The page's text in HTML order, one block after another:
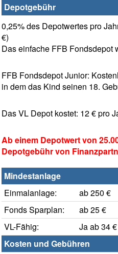
Depotgebühr
0,25% des Depotwertes pro
€)
Das einfache FFB Fondsdepot
FFB Fondsdepot Junior:
in dem das Kind seinen 18.
Das VL Depot kostet: 12 € pro
Ab einem Depotwert von
Depotgebühr von
Mindestanlage
Einmalanlage:
ab 250 €
Fonds Sparplan:
ab 25 €
VL-Fähig:
Ja ab 34 €
Kosten und Gebühren